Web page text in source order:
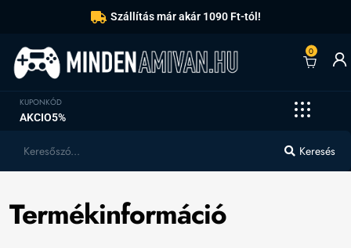
Szállítás már akár 1090 Ft-tól!
0
KUPONKÓD
AKCIO5%
Keresés
Termékinformáció